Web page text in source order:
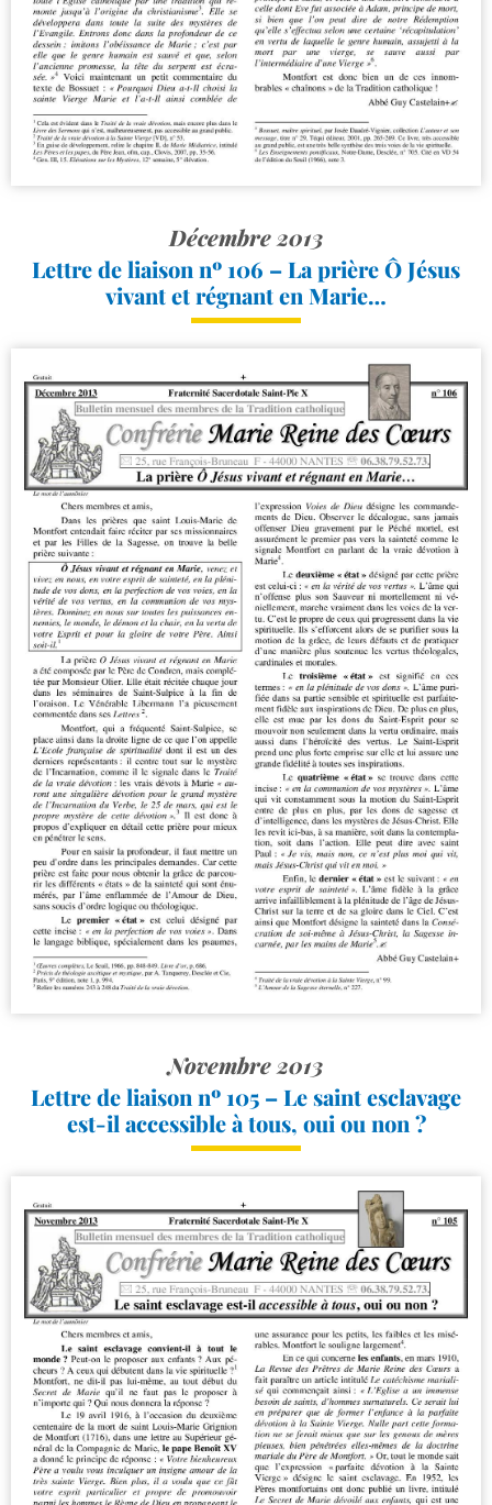
Décembre 2013
Lettre de liaison nº 106 – La prière Ô Jésus
vivant et régnant en Marie…
Novembre 2013
Lettre de liaison nº 105 – Le saint esclavage
est-​il accessible à tous, oui ou non ?